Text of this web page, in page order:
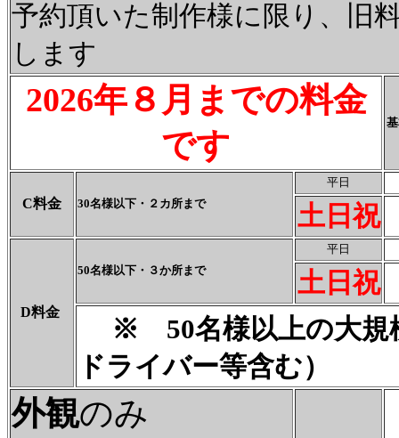
予約頂いた制作様に限り、旧
します
2026年８月までの料金
です
C料金 30名様以下・２カ所まで
平日
土日祝
D料金
50名様以下・３か所まで
平日
土日祝
※ 50名様以上の大規
ドライバー等含む）
外観のみ